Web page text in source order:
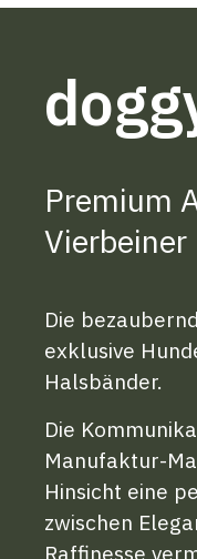
Premium
Vierbeiner
Die
exklusive
Halsbänder.
Die
Manufaktur-
Hinsicht eine
zwischen
Raffinesse